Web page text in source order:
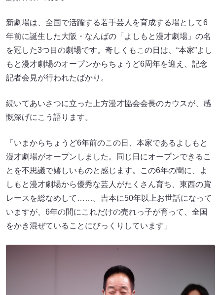
新劇場は、全国で活躍する若手芸人を育成する場として6
年前に誕生した大阪・なんばの「よしもと漫才劇場」の名
を冠した3つ目の劇場です。奇しくもこの日は、“本家”よし
もと漫才劇場のオープンからちょうど6周年を迎え、記念
記者会見が行われたばかり。
続いてあいさつに立った上方漫才協会会長のカウスが、感
慨深げにこう語ります。
「いまからちょうど6年前のこの日、本家であるよしもと
漫才劇場がオープンしました。同じ日にオープンできるこ
とを不思議で嬉しいものと感じます。この6年の間に、よ
しもと漫才劇場から優秀な芸人がたくさん育ち、東西の賞
レースを総なめして……。吉本に50年以上お世話になって
いますが、6年の間にこれだけの売れっ子が育って、全国
をかき混ぜていることにびっくりしています」